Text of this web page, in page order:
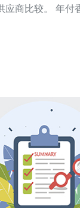
付香港云服务器概述
选择年付香港云